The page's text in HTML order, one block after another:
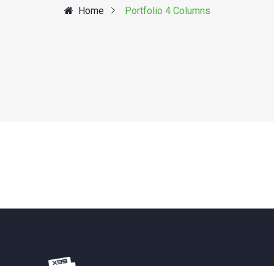
Home Portfolio 4 Columns